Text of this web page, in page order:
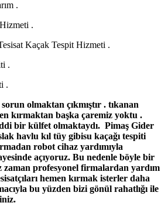
.
.
Kaçak Tespit Hizmeti .
.
.
olmaktan çıkmıştır . tıkanan
kırmaktan başka çaremiz yoktu .
bir külfet olmaktaydı. Pimaş Gider
havlu kıl tüy gibisu kaçağı tespiti
robot cihaz yardımıyla
açıyoruz. Bu nedenle böyle bir
zaman profesyonel firmalardan yardım
hemen kırmak isterler daha
bu yüzden bizi gönül rahatlığı ile